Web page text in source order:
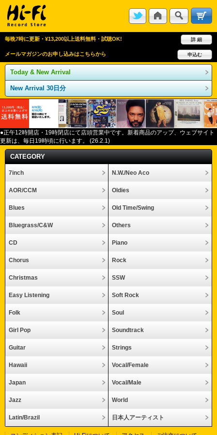
毎晩7時に更新・¥13,200以上送料無料・試聴OK! 詳 細
メールマガジンのお申し込みはこちらから 申込む
Today & New Arrival
New Arrival 30日分
●正午12時開店・ 19時閉店にて店頭営業中です。新着商品のアップ、ウェブサイト
更新は、毎日 19時頃に行います。 (26.2.1)
CATEGORY
7inch N.W./Neo Aco
AOR/CCM Oldies
Blues Old Time/Swing
Bluegrass/C&W Others
CD Piano
Chorus Rock
Christmas SSW
Easy Listening Soft Rock
Folk Soul
Girl Pop Soundtrack
Guitar Strings
Hawaii Vocal/Female
Japan Vocal/Male
Jazz World
Latin/Brazil 日本人アーティスト